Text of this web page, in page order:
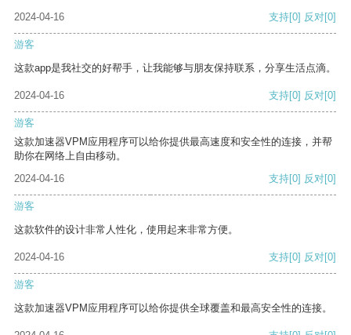
2024-04-16
支持[0] 反对[0]
游客
这款app是我社交的好帮手，让我能够与朋友保持联系，分享生活点滴。
2024-04-16 支持[0] 反对[0]
游客
这款加速器VPM应用程序可以给你提供最高速度和安全性的连接，并帮
助你在网络上自由移动。
2024-04-16
支持[0] 反对[0]
游客
这款软件的设计非常人性化，使用起来非常方便。
2024-04-16 支持[0] 反对[0]
游客
这款加速器VPM应用程序可以给你提供全球覆盖和最高安全性的连接。